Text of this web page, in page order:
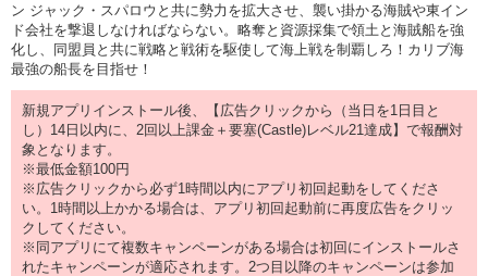
ン ジャック・スパロウと共に勢力を拡大させ、襲い掛かる海賊や東イン
ド会社を撃退しなければならない。略奪と資源採集で領土と海賊船を強
化し、同盟員と共に戦略と戦術を駆使して海上戦を制覇しろ！カリブ海
最強の船長を目指せ！
新規アプリインストール後、【広告クリックから（当日を1日目と
し）14日以内に、2回以上課金＋要塞(Castle)レベル21達成】で報酬対
象となります。
※最低金額100円
※広告クリックから必ず1時間以内にアプリ初回起動をしてくださ
い。1時間以上かかる場合は、アプリ初回起動前に再度広告をクリッ
クしてください。
※同アプリにて複数キャンペーンがある場合は初回にインストールさ
れたキャンペーンが適応されます。2つ目以降のキャンペーンは参加